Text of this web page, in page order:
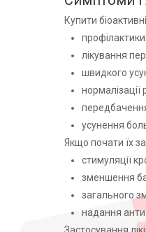
ТЕХНОЛОГ
(1)
Farmasierra
(1)
ТОВ
Украина (2)
Нутрімед
ТОВ "Исток-
ФК Віста
ОРГАНИК
ОДЕССА (6)
АЛГ ФАРМА
Девікер
Йохімбін (1)
Квітки
Корень
Корни
(Petroselini
Крапива
Кульбаба
Лактоза (1)
Листья
Листя
М'ята (1)
Магній (1)
Марганец
Купити
лікування
швидкого
нормалізації
усунення
Якщо почати їх
стимуляції
зменшення
загального
надання